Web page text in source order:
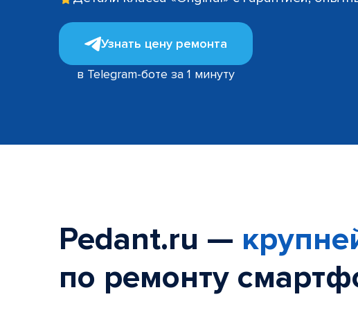
Узнать цену ремонта
в Telegram-боте за 1 минуту
Pedant.ru —
по ремонту